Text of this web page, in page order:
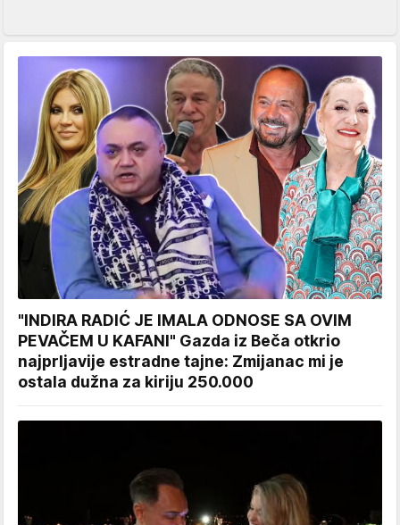
"INDIRA RADIĆ JE IMALA ODNOSE SA OVIM
PEVAČEM U KAFANI" Gazda iz Beča otkrio
najprljavije estradne tajne: Zmijanac mi je
ostala dužna za kiriju 250.000